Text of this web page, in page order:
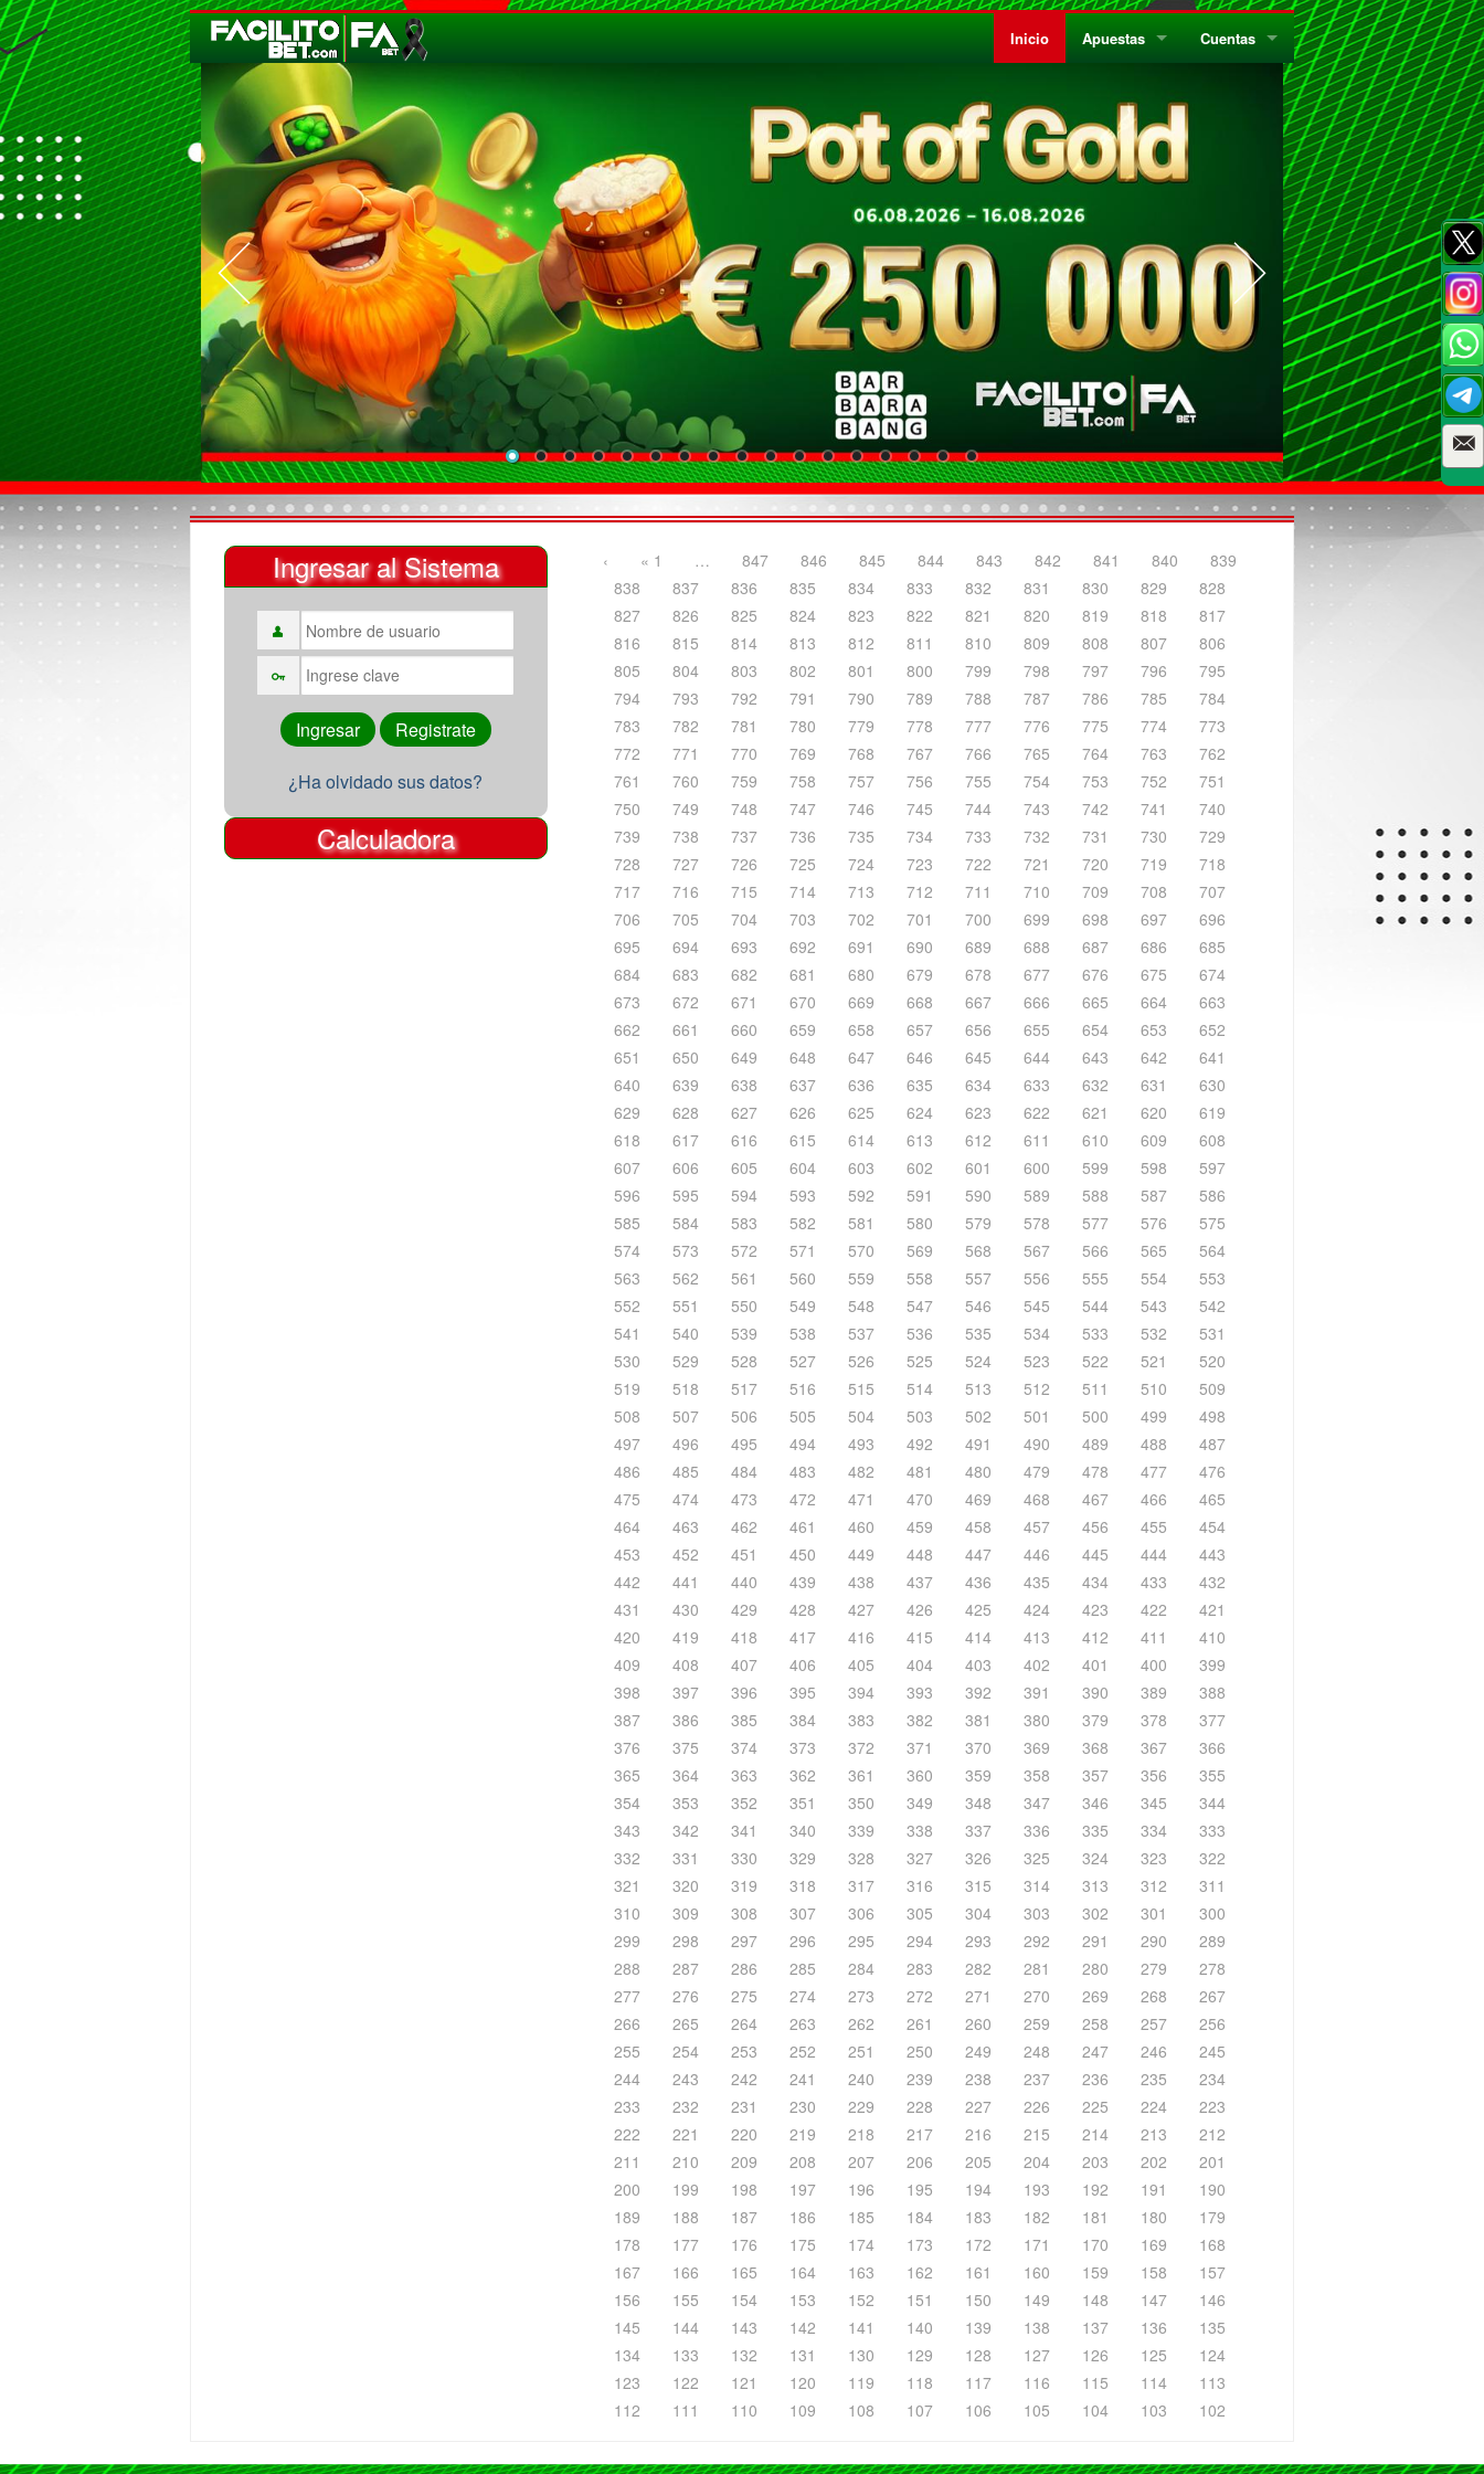
Inicio Apuestas
¿Qué es el Sistema Parley?
Privacidad
Como Jugar Bingo
Cuentas
Preguntas Frecuentes
Reglas Generales
Ingresar al Sistema
¿Ha olvidado sus datos?
Calculadora
‹ « 1 … 847 846 845 844 843 842 841 840
839
838
837 836 835 834 833 832 831 830 829
828
827
826 825 824 823 822 821 820 819 818
817
816
815 814 813 812 811 810 809 808 807
806
805
804 803 802 801 800 799 798 797 796
795
794
793 792 791 790 789 788 787 786 785
784
783
782 781 780 779 778 777 776 775 774
773
772
771 770 769 768 767 766 765 764 763
762
761
760 759 758 757 756 755 754 753 752
751
750
749 748 747 746 745 744 743 742 741
740
739
738 737 736 735 734 733 732 731 730
729
728
727 726 725 724 723 722 721 720 719
718
717
716 715 714 713 712 711 710 709 708
707
706
705 704 703 702 701 700 699 698 697
696
695
694 693 692 691 690 689 688 687 686
685
684
683 682 681 680 679 678 677 676 675
674
673
672 671 670 669 668 667 666 665 664
663
662
661 660 659 658 657 656 655 654 653
652
651
650 649 648 647 646 645 644 643 642
641
640
639 638 637 636 635 634 633 632 631
630
629
628 627 626 625 624 623 622 621 620
619
618
617 616 615 614 613 612 611 610 609
608
607
606 605 604 603 602 601 600 599 598
597
596
595 594 593 592 591 590 589 588 587
586
585
584 583 582 581 580 579 578 577 576
575
574
573 572 571 570 569 568 567 566 565
564
563
562 561 560 559 558 557 556 555 554
553
552
551 550 549 548 547 546 545 544 543
542
541
540 539 538 537 536 535 534 533 532
531
530
529 528 527 526 525 524 523 522 521
520
519
518 517 516 515 514 513 512 511 510
509
508
507 506 505 504 503 502 501 500 499
498
497
496 495 494 493 492 491 490 489 488
487
486
485 484 483 482 481 480 479 478 477
476
475
474 473 472 471 470 469 468 467 466
465
464
463 462 461 460 459 458 457 456 455
454
453
452 451 450 449 448 447 446 445 444
443
442
441 440 439 438 437 436 435 434 433
432
431
430 429 428 427 426 425 424 423 422
421
420
419 418 417 416 415 414 413 412 411
410
409
408 407 406 405 404 403 402 401 400
399
398
397 396 395 394 393 392 391 390 389
388
387
386 385 384 383 382 381 380 379 378
377
376
375 374 373 372 371 370 369 368 367
366
365
364 363 362 361 360 359 358 357 356
355
354
353 352 351 350 349 348 347 346 345
344
343
342 341 340 339 338 337 336 335 334
333
332
331 330 329 328 327 326 325 324 323
322
321
320 319 318 317 316 315 314 313 312
311
310
309 308 307 306 305 304 303 302 301
300
299
298 297 296 295 294 293 292 291 290
289
288
287 286 285 284 283 282 281 280 279
278
277
276 275 274 273 272 271 270 269 268
267
266
265 264 263 262 261 260 259 258 257
256
255
254 253 252 251 250 249 248 247 246
245
244
243 242 241 240 239 238 237 236 235
234
233
232 231 230 229 228 227 226 225 224
223
222
221 220 219 218 217 216 215 214 213
212
211
210 209 208 207 206 205 204 203 202
201
200
199 198 197 196 195 194 193 192 191
190
189
188 187 186 185 184 183 182 181 180
179
178
177 176 175 174 173 172 171 170 169
168
167
166 165 164 163 162 161 160 159 158
157
156
155 154 153 152 151 150 149 148 147
146
145
144 143 142 141 140 139 138 137 136
135
134
133 132 131 130 129 128 127 126 125
124
123
122 121 120 119 118 117 116 115 114
113
112
111 110 109 108 107 106 105 104 103 102